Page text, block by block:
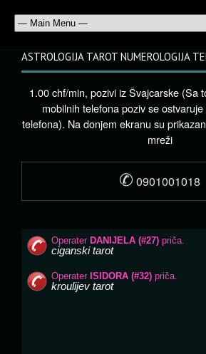
ASTROLOGIJA TAROT NUMEROLOGIJA
1.00 chf/min, pozivi iz Švajcarske (Sa
mobilnih telefona poziv se
telefona). Na donjem ekranu su
mreži
✆ 0901001018